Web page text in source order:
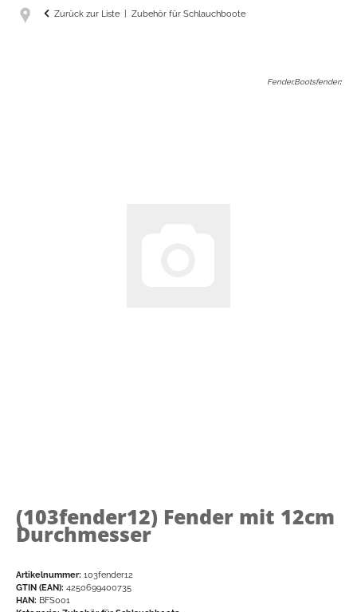
Zurück zur Liste Zubehör für Schlauchboote
Fender,Bootsfender:
(103fender12) Fender mit 12cm
Durchmesser
Artikelnummer: 103fender12
GTIN (EAN): 4250699400735
HAN: BFS001